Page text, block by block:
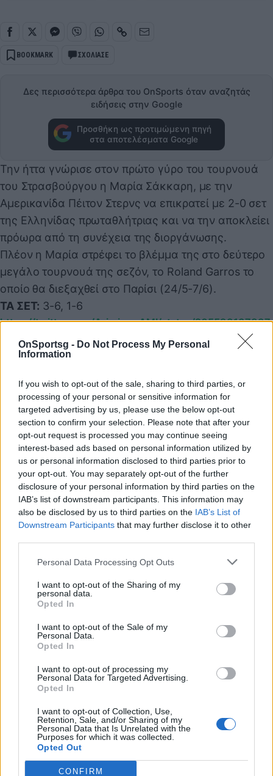
OnSportsg - Do Not Process My Personal
Information
If you wish to opt-out of the sale, sharing to third parties, or
processing of your personal or sensitive information for
targeted advertising by us, please use the below opt-out
section to confirm your selection. Please note that after your
opt-out request is processed you may continue seeing
interest-based ads based on personal information utilized by
us or personal information disclosed to third parties prior to
your opt-out. You may separately opt-out of the further
disclosure of your personal information by third parties on the
IAB’s list of downstream participants. This information may
also be disclosed by us to third parties on the IAB’s List of
Downstream Participants that may further disclose it to other
Personal Data Processing Opt Outs
I want to opt-out of the Sharing of my
personal data.
Opted In
I want to opt-out of the Sale of my
Personal Data.
Opted In
I want to opt-out of processing my
Personal Data for Targeted Advertising.
Opted In
I want to opt-out of Collection, Use,
Retention, Sale, and/or Sharing of my
Personal Data that Is Unrelated with the
Purposes for which it was collected.
Opted Out
CONFIRM
BOOKMARK ΣΧΟΛΙΑΣΕ
Δες περισσότερα άρθρα του OnSports όταν αναζητάς
ειδήσεις στην Google
Προσθήκη ως προτιμώμενη πηγή
στα αποτελέσματα Google
Την ήττα γνώρισε στον πρώτο γύρο του τουρνουά
του Στρασβούργου η Μαρία Σάκκαρη, με την
Αμερικανίδα Πέιτον Στερνς να επικρατεί με 2-0 σετ
της Ελληνίδας πρωταθλήτριας και να την αποκλείει
πρόωρα από τη συνέχεια της διοργάνωσης.
Πλέον η Μαρία στρέφει το βλέμμα της στο δεύτερο
μεγάλο τουρνουά της σεζόν, το Roland Garros το
οποίο θα διεξαχθεί στο Παρίσι (24/5-7/6).
ΤΑ ΣΕΤ: 3-6, 1-6
https://twitter.com/ArimiyawAMI/status/205598137837
4681070
Παιχνίδι από παντού στη Novibet με το
νέο Mobile App
Μαρία Σάκκαρη Roland Garros Τένις
COMMENTS
LATEST NEWS
SUPER LEAGUE
Την κορυφή με τον Παναθηναϊκό στοχεύει ο Λιβάι
διαφορά»
ONSPORTS
Μοχάμεντ Σαλάχ: Υπέγραψε το «χρυσό» συμβόλαιό
του με την Τραμπζονσπόρ